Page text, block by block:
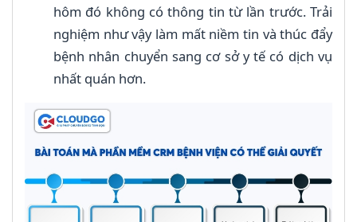
hôm đó không có thông tin từ lần trước. Trải
nghiệm như vậy làm mất niềm tin và thúc đẩy
bệnh nhân chuyển sang cơ sở y tế có dịch vụ
nhất quán hơn.